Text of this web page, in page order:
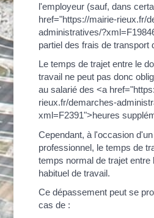
l'employeur (sauf, dans
href="https://mairie-rieux.fr/
administratives/
partiel des frais de transport
Le temps de trajet entre le
travail ne peut pas donc
au salarié des <a
rieux.fr/demarches-
xml=F2391">heures
Cependant, à l'occasion
professionnel, le temps de
temps normal de trajet entre
habituel de travail.
Ce dépassement peut se
cas de :